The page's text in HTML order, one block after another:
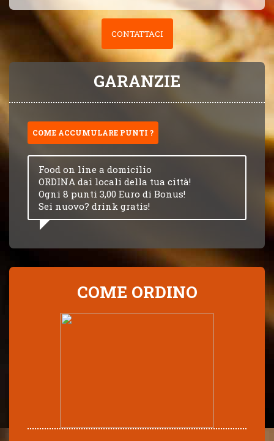
CONTATTACI
GARANZIE
COME ACCUMULARE PUNTI ?
Food on line a domicilio
ORDINA dai locali della tua città!
Ogni 8 punti 3,00 Euro di Bonus!
Sei nuovo? drink gratis!
COME ORDINO